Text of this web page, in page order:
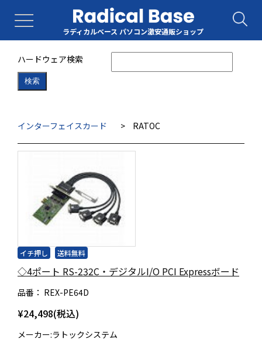
ラディカルベース パソコン激安通販ショップ
ハードウェア検索
検索
インターフェイスカード > RATOC
イチ押し 送料無料
◇4ポート RS-232C・デジタルI/O PCI Expressボード
品番： REX-PE64D
¥24,498(税込)
メーカー:ラトックシステム